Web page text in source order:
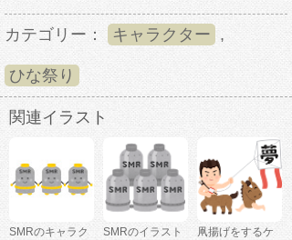
カテゴリー： キャラクター ,
ひな祭り
関連イラスト
SMRのキャラク
SMRのイラスト
凧揚げをするケ